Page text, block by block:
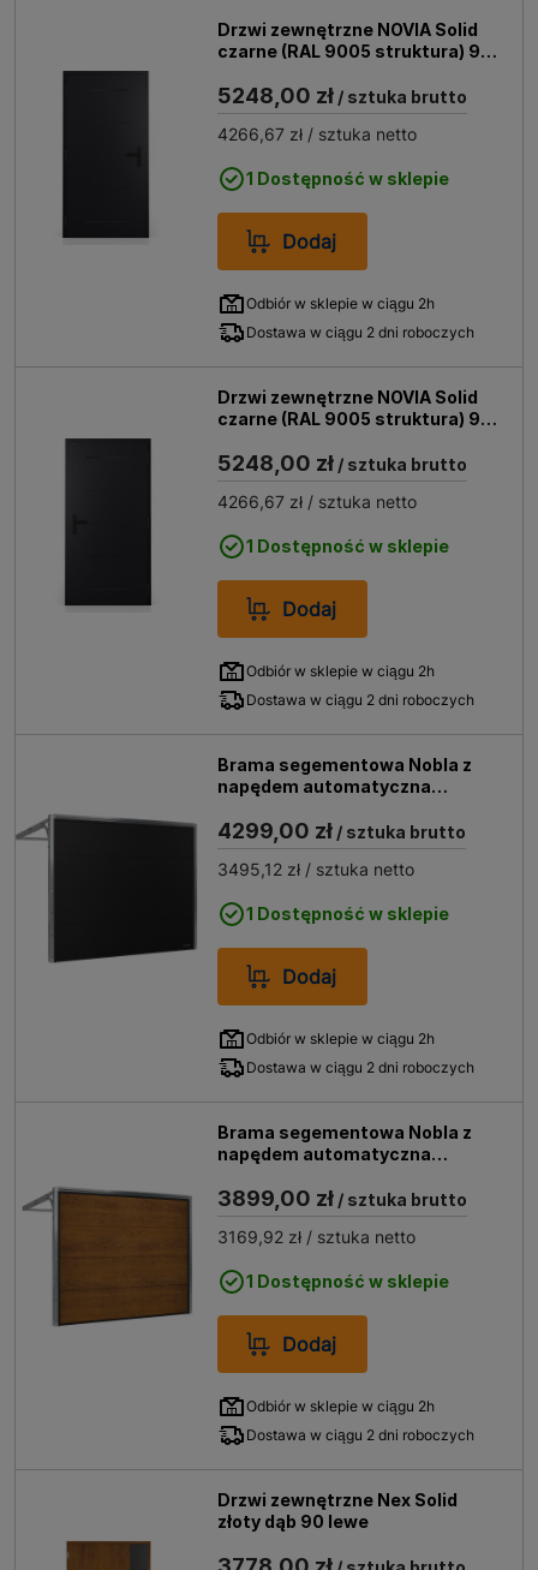
Drzwi zewnętrzne NOVIA Solid
czarne (RAL 9005 struktura) 90
5248,00 zł / sztuka brutto
4266,67 zł / sztuka netto
1 Dostępność w sklepie
Dodaj
Odbiór w sklepie w ciągu 2h
Dostawa w ciągu 2 dni roboczych
Drzwi zewnętrzne NOVIA Solid
czarne (RAL 9005 struktura) 90
5248,00 zł / sztuka brutto
4266,67 zł / sztuka netto
1 Dostępność w sklepie
Dodaj
Odbiór w sklepie w ciągu 2h
Dostawa w ciągu 2 dni roboczych
Brama segementowa Nobla z
napędem automatyczna
struktura)
4299,00 zł / sztuka brutto
3495,12 zł / sztuka netto
1 Dostępność w sklepie
Dodaj
Odbiór w sklepie w ciągu 2h
Dostawa w ciągu 2 dni roboczych
Brama segementowa Nobla z
napędem automatyczna
3899,00 zł / sztuka brutto
3169,92 zł / sztuka netto
1 Dostępność w sklepie
Dodaj
Odbiór w sklepie w ciągu 2h
Dostawa w ciągu 2 dni roboczych
Drzwi zewnętrzne Nex Solid
złoty dąb 90 lewe